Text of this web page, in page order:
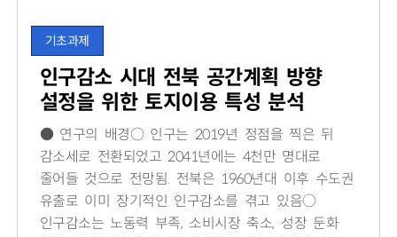
기초과제
인구감소 시대 전북 공간계획 방향
설정을 위한 토지이용 특성 분석
● 연구의 배경○ 인구는 2019년 정점을 찍은 뒤
감소세로 전환되었고 2041년에는 4천만 명대로
줄어들 것으로 전망됨. 전북은 1960년대 이후 수도권
유출로 이미 장기적인 인구감소를 겪고 있음○
인구감소는 노동력 부족, 소비시장 축소, 성장 둔화